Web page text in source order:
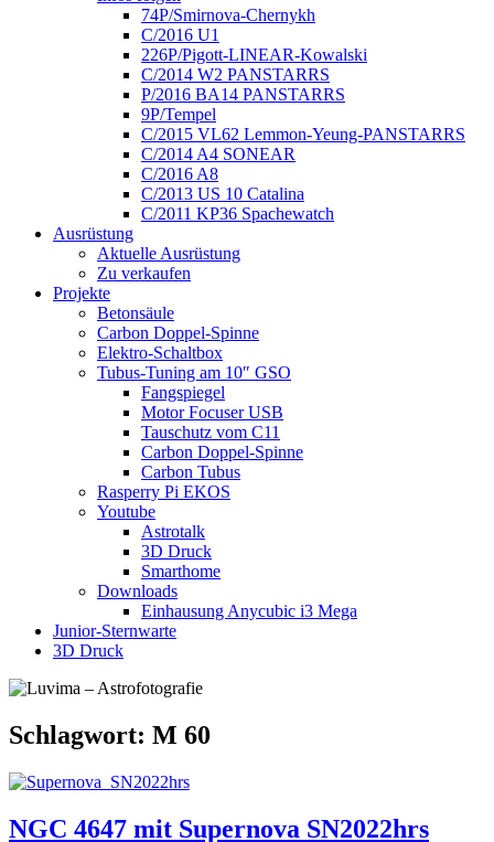
74P/Smirnova-Chernykh
C/2016 U1
226P/Pigott-LINEAR-Kowalski
C/2014 W2 PANSTARRS
P/2016 BA14 PANSTARRS
9P/Tempel
C/2015 VL62 Lemmon-Yeung-PANSTARRS
C/2014 A4 SONEAR
C/2016 A8
C/2013 US 10 Catalina
C/2011 KP36 Spachewatch
Ausrüstung
Aktuelle Ausrüstung
Zu verkaufen
Projekte
Betonsäule
Carbon Doppel-Spinne
Elektro-Schaltbox
Tubus-Tuning am 10″ GSO
Fangspiegel
Motor Focuser USB
Tauschutz vom C11
Carbon Doppel-Spinne
Carbon Tubus
Rasperry Pi EKOS
Youtube
Astrotalk
3D Druck
Smarthome
Downloads
Einhausung Anycubic i3 Mega
Junior-Sternwarte
3D Druck
Schlagwort: M 60
NGC 4647 mit Supernova SN2022hrs